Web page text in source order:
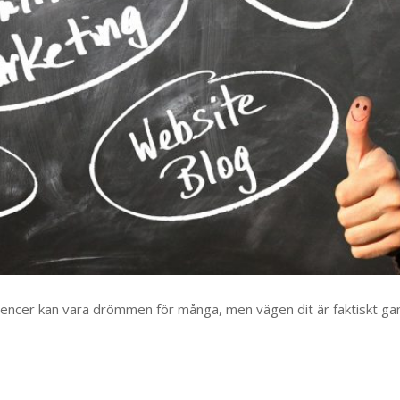
kan vara drömmen för många, men vägen dit är faktiskt